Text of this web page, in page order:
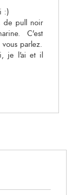
:)
de pull noir
C'est
parlez.
je l'ai et il